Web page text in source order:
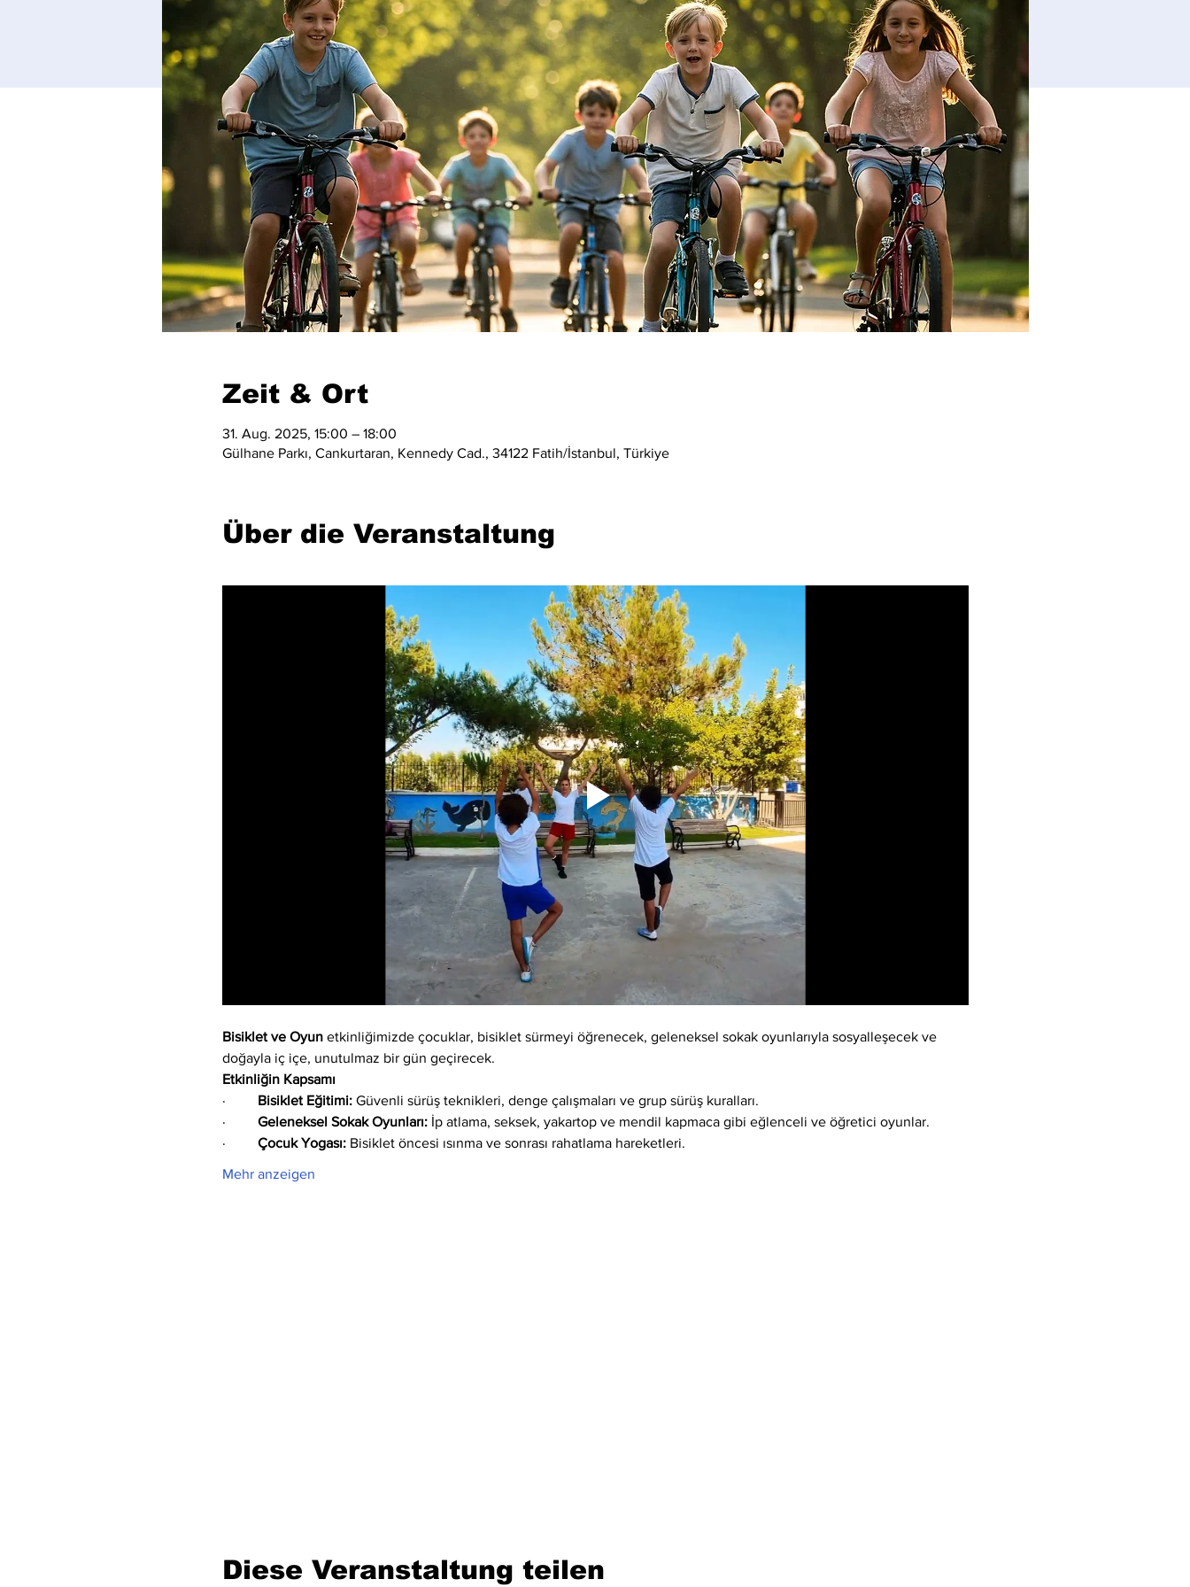
Zeit & Ort
31. Aug. 2025, 15:00 – 18:00
Gülhane Parkı, Cankurtaran, Kennedy Cad., 34122 Fatih/İstanbul, Türkiye
Über die Veranstaltung
Bisiklet ve Oyun etkinliğimizde çocuklar, bisiklet sürmeyi öğrenecek, geleneksel sokak oyunlarıyla sosyalleşecek ve
doğayla iç içe, unutulmaz bir gün geçirecek.
Etkinliğin Kapsamı
· Bisiklet Eğitimi: Güvenli sürüş teknikleri, denge çalışmaları ve grup sürüş kuralları.
· Geleneksel Sokak Oyunları: İp atlama, seksek, yakartop ve mendil kapmaca gibi eğlenceli ve öğretici oyunlar.
· Çocuk Yogası: Bisiklet öncesi ısınma ve sonrası rahatlama hareketleri.
Mehr anzeigen
Diese Veranstaltung teilen